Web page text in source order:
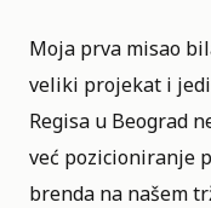
Moja prva misao
veliki projekat i
Regisa u Beograd
već pozicioniranje
brenda na našem